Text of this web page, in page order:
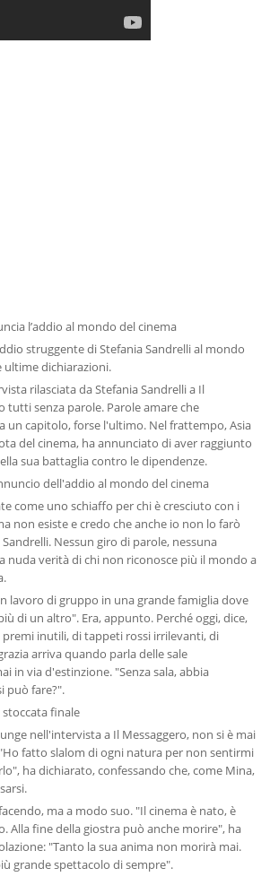
l’addio al mondo del cinema
struggente di Stefania Sandrelli al mondo
ultime dichiarazioni.
rilasciata da Stefania Sandrelli a Il
tutti senza parole. Parole amare che
un capitolo, forse l'ultimo. Nel frattempo, Asia
del cinema, ha annunciato di aver raggiunto
sua battaglia contro le dipendenze.
dell'addio al mondo del cinema
come uno schiaffo per chi è cresciuto con i
non esiste e credo che anche io non lo farò
Nessun giro di parole, nessuna
nuda verità di chi non riconosce più il mondo a
lavoro di gruppo in una grande famiglia dove
di un altro". Era, appunto. Perché oggi, dice,
premi inutili, di tappeti rossi irrilevanti, di
arriva quando parla delle sale
in via d'estinzione. "Senza sala, abbia
può fare?".
finale
nell'intervista a Il Messaggero, non si è mai
fatto slalom di ogni natura per non sentirmi
ha dichiarato, confessando che, come Mina,
ma a modo suo. "Il cinema è nato, è
Alla fine della giostra può anche morire", ha
"Tanto la sua anima non morirà mai.
grande spettacolo di sempre".